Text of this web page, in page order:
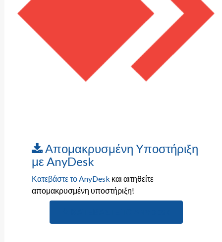
Απομακρυσμένη Υποστήριξη
με AnyDesk
Κατεβάστε το AnyDesk και αιτηθείτε
απομακρυσμένη υποστήριξη!